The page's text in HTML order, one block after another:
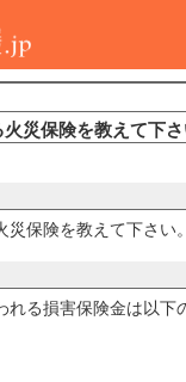
災保険を教えて下
保険を教えて下さい。
れる損害保険金は以下